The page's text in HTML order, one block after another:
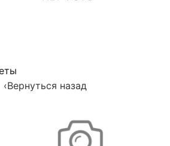
‹Вернуться назад